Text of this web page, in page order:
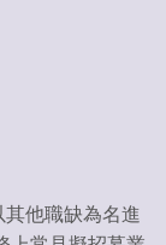
他職缺為名進